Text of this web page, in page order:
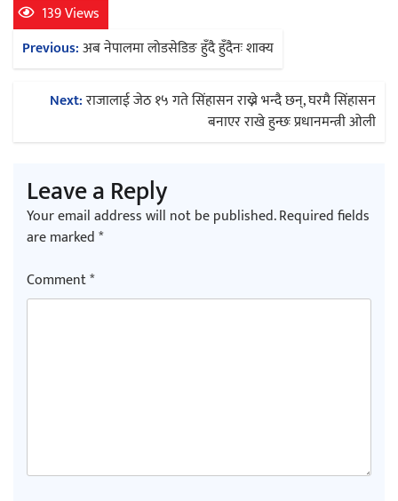
139 Views
Post
navigation
Previous:अब नेपालमा लोडसेडिङ हुँदै हुँदैनः शाक्य
Next:राजालाई जेठ १५ गते सिंहासन राख्ने भन्दै छन्, घरमै सिंहासन
बनाएर राखे हुन्छः प्रधानमन्त्री ओली
Leave a Reply
Your email address will not be published.Required fields
are marked*
Comment*